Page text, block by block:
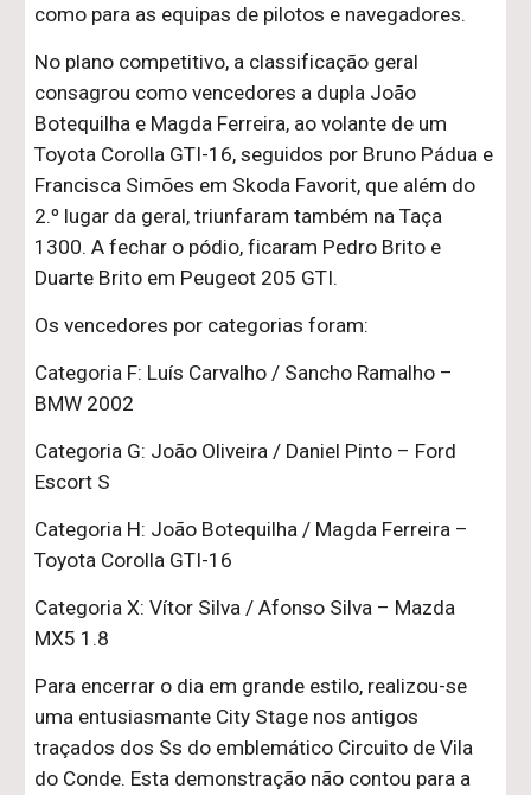
como para as equipas de pilotos e navegadores.
No plano competitivo, a classificação geral
consagrou como vencedores a dupla João
Botequilha e Magda Ferreira, ao volante de um
Toyota Corolla GTI-16, seguidos por Bruno Pádua e
Francisca Simões em Skoda Favorit, que além do
2.º lugar da geral, triunfaram também na Taça
1300. A fechar o pódio, ficaram Pedro Brito e
Duarte Brito em Peugeot 205 GTI.
Os vencedores por categorias foram:
Categoria F: Luís Carvalho / Sancho Ramalho –
BMW 2002
Categoria G: João Oliveira / Daniel Pinto – Ford
Escort S
Categoria H: João Botequilha / Magda Ferreira –
Toyota Corolla GTI-16
Categoria X: Vítor Silva / Afonso Silva – Mazda
MX5 1.8
Para encerrar o dia em grande estilo, realizou-se
uma entusiasmante City Stage nos antigos
traçados dos Ss do emblemático Circuito de Vila
do Conde. Esta demonstração não contou para a